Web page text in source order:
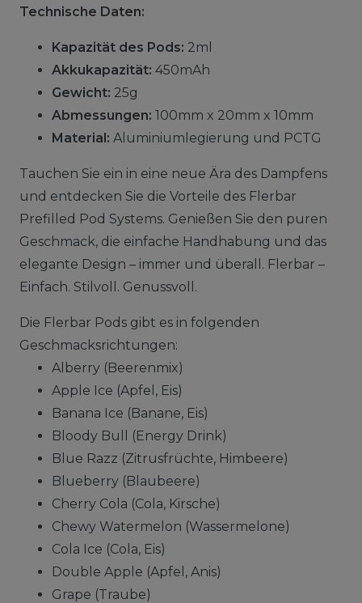
Technische Daten:
Kapazität des Pods: 2ml
Akkukapazität: 450mAh
Gewicht: 25g
Abmessungen: 100mm x 20mm x 10mm
Material: Aluminiumlegierung und PCTG
Tauchen Sie ein in eine neue Ära des Dampfens
und entdecken Sie die Vorteile des Flerbar
Prefilled Pod Systems. Genießen Sie den puren
Geschmack, die einfache Handhabung und das
elegante Design – immer und überall. Flerbar –
Einfach. Stilvoll. Genussvoll.
Die Flerbar Pods gibt es in folgenden
Geschmacksrichtungen:
Alberry (Beerenmix)
Apple Ice (Apfel, Eis)
Banana Ice (Banane, Eis)
Bloody Bull (Energy Drink)
Blue Razz (Zitrusfrüchte, Himbeere)
Blueberry (Blaubeere)
Cherry Cola (Cola, Kirsche)
Chewy Watermelon (Wassermelone)
Cola Ice (Cola, Eis)
Double Apple (Apfel, Anis)
Grape (Traube)